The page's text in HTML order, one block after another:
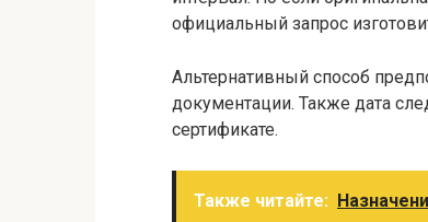
официальный запрос
Альтернативный способ
документации. Также дата
сертификате.
Также читайте: